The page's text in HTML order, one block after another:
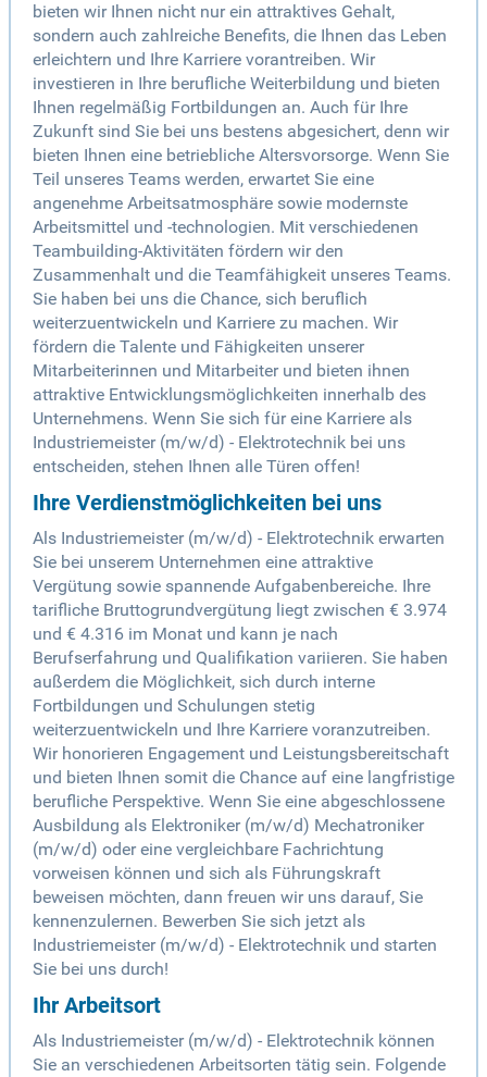
bieten wir Ihnen nicht nur ein attraktives Gehalt,
sondern auch zahlreiche Benefits, die Ihnen das Leben
erleichtern und Ihre Karriere vorantreiben. Wir
investieren in Ihre berufliche Weiterbildung und bieten
Ihnen regelmäßig Fortbildungen an. Auch für Ihre
Zukunft sind Sie bei uns bestens abgesichert, denn wir
bieten Ihnen eine betriebliche Altersvorsorge. Wenn Sie
Teil unseres Teams werden, erwartet Sie eine
angenehme Arbeitsatmosphäre sowie modernste
Arbeitsmittel und -technologien. Mit verschiedenen
Teambuilding-Aktivitäten fördern wir den
Zusammenhalt und die Teamfähigkeit unseres Teams.
Sie haben bei uns die Chance, sich beruflich
weiterzuentwickeln und Karriere zu machen. Wir
fördern die Talente und Fähigkeiten unserer
Mitarbeiterinnen und Mitarbeiter und bieten ihnen
attraktive Entwicklungsmöglichkeiten innerhalb des
Unternehmens. Wenn Sie sich für eine Karriere als
Industriemeister (m/w/d) - Elektrotechnik bei uns
entscheiden, stehen Ihnen alle Türen offen!
Ihre Verdienstmöglichkeiten bei uns
Als Industriemeister (m/w/d) - Elektrotechnik erwarten
Sie bei unserem Unternehmen eine attraktive
Vergütung sowie spannende Aufgabenbereiche. Ihre
tarifliche Bruttogrundvergütung liegt zwischen € 3.974
und € 4.316 im Monat und kann je nach
Berufserfahrung und Qualifikation variieren. Sie haben
außerdem die Möglichkeit, sich durch interne
Fortbildungen und Schulungen stetig
weiterzuentwickeln und Ihre Karriere voranzutreiben.
Wir honorieren Engagement und Leistungsbereitschaft
und bieten Ihnen somit die Chance auf eine langfristige
berufliche Perspektive. Wenn Sie eine abgeschlossene
Ausbildung als Elektroniker (m/w/d) Mechatroniker
(m/w/d) oder eine vergleichbare Fachrichtung
vorweisen können und sich als Führungskraft
beweisen möchten, dann freuen wir uns darauf, Sie
kennenzulernen. Bewerben Sie sich jetzt als
Industriemeister (m/w/d) - Elektrotechnik und starten
Sie bei uns durch!
Ihr Arbeitsort
Als Industriemeister (m/w/d) - Elektrotechnik können
Sie an verschiedenen Arbeitsorten tätig sein. Folgende